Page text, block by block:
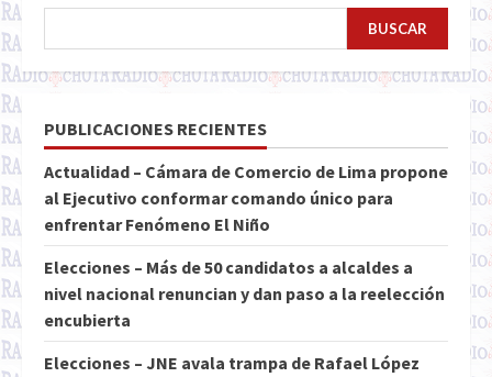
BUSCAR
PUBLICACIONES RECIENTES
Actualidad – Cámara de Comercio de Lima propone
al Ejecutivo conformar comando único para
enfrentar Fenómeno El Niño
Elecciones – Más de 50 candidatos a alcaldes a
nivel nacional renuncian y dan paso a la reelección
encubierta
Elecciones – JNE avala trampa de Rafael López